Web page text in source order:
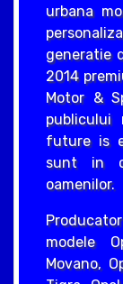
urbana
generatie
2014
Motor &
publicului
future is
sunt in
oamenilor.
modele
Movano,